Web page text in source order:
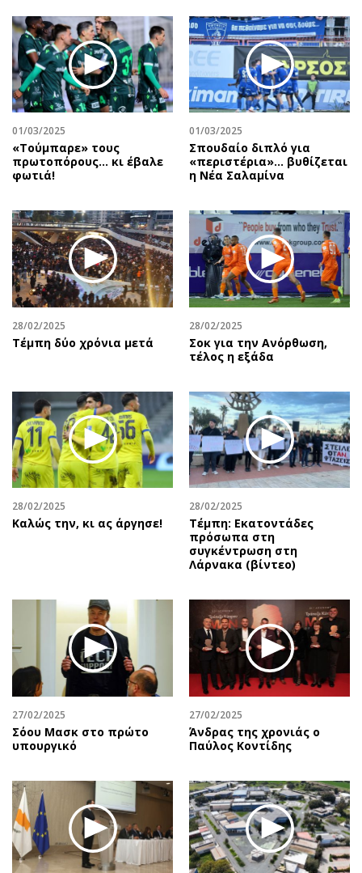
01/03/2025
«Τούμπαρε» τους
πρωτοπόρους… κι έβαλε
φωτιά!
01/03/2025
Σπουδαίο διπλό για
«περιστέρια»... βυθίζεται
η Νέα Σαλαμίνα
28/02/2025
Τέμπη δύο χρόνια μετά
28/02/2025
Σοκ για την Ανόρθωση,
τέλος η εξάδα
28/02/2025
Καλώς την, κι ας άργησε!
28/02/2025
Τέμπη: Εκατοντάδες
πρόσωπα στη
συγκέντρωση στη
Λάρνακα (βίντεο)
27/02/2025
Σόου Μασκ στο πρώτο
υπουργικό
27/02/2025
Άνδρας της χρονιάς ο
Παύλος Κοντίδης